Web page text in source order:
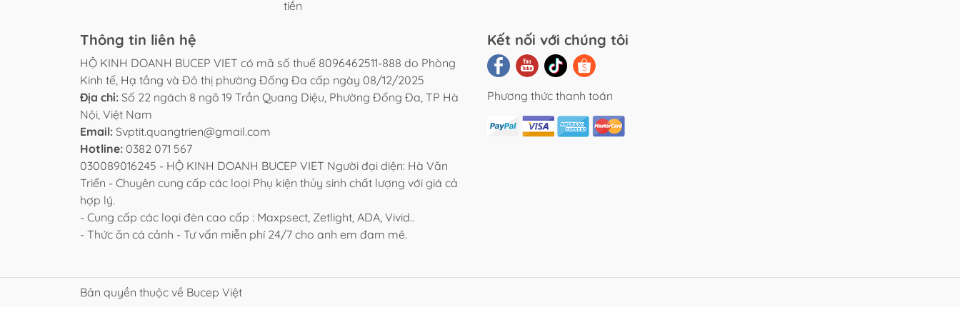
- Không vận hành khi khoang lọc chưa có nước.
- Không cắm điện nếu nắp chưa đóng kín hoặc hệ thống chưa hoàn thiện.
- Nên vệ sinh định kỳ phần lưới lọc và ngăn chứa cặn để tránh giảm lưu lượng.
BẢO QUẢN
- Vệ sinh rotor và khoang lọc định kỳ để đảm bảo lưu lượng ổn định.
- Đặt thiết bị nơi khô ráo khi không sử dụng.
- Tránh va đập mạnh vào thân lọc hoặc đường ống.
CAM KẾT BUCEP VIET
- Cam kết sản phẩm mới, kiểm tra kỹ trước khi giao hàng.
- Hỗ trợ tư vấn lựa chọn model phù hợp với kích thước hồ.
- Đóng gói cẩn thận, hạn chế va đập trong quá trình vận chuyển.
tiền
Thông tin liên hệ
HỘ KINH DOANH BUCEP VIET có mã số thuế 8096462511-888 do Phòng
Kinh tế, Hạ tầng và Đô thị phường Đống Đa cấp ngày 08/12/2025
Địa chỉ: Số 22 ngách 8 ngõ 19 Trần Quang Diệu, Phường Đống Đa, TP Hà
Nội, Việt Nam
Email: Svptit.quangtrien@gmail.com
Hotline: 0382 071 567
030089016245 - HỘ KINH DOANH BUCEP VIET Người đại diện: Hà Văn
Triển - Chuyên cung cấp các loại Phụ kiện thủy sinh chất lượng với giá cả
hợp lý.
- Cung cấp các loại đèn cao cấp : Maxpsect, Zetlight, ADA, Vivid..
- Thức ăn cá cảnh - Tư vấn miễn phí 24/7 cho anh em đam mê.
Kết nối với chúng tôi
Phương thức thanh toán
Bản quyền thuộc về Bucep Việt